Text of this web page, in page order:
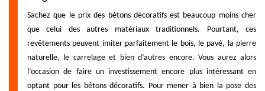
Sachez que le prix des bétons décoratifs est beaucoup moins cher
que celui des autres matériaux traditionnels. Pourtant, ces
revêtements peuvent imiter parfaitement le bois, le pavé, la pierre
naturelle, le carrelage et bien d’autres encore. Vous aurez alors
l’occasion de faire un investissement encore plus intéressant en
optant pour les bétons décoratifs. Pour mener à bien la pose des